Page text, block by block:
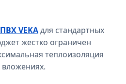
VEKAдля стандартных
жестко ограничен
теплоизоляция